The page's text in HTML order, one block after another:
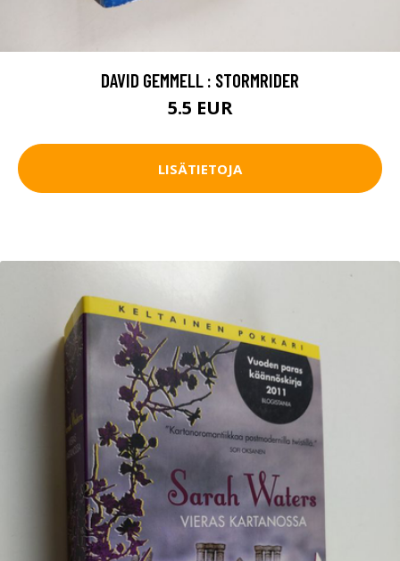
DAVID GEMMELL : STORMRIDER
5.5 EUR
LISÄTIETOJA